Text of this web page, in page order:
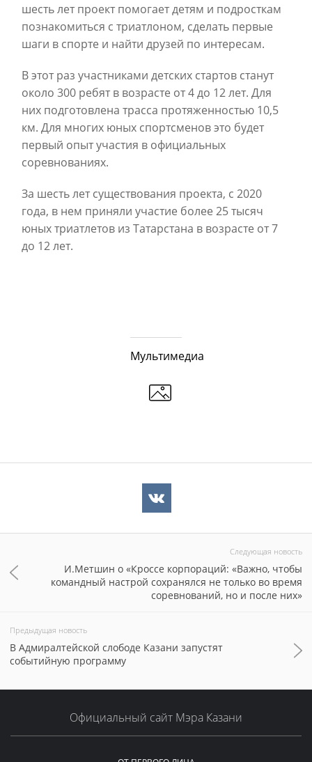
шесть лет проект помогает детям и подросткам
познакомиться с триатлоном, сделать первые
шаги в спорте и найти друзей по интересам.
В этот раз участниками детских стартов станут
около 300 ребят в возрасте от 4 до 12 лет. Для
них подготовлена трасса протяженностью 10,5
км. Для многих юных спортсменов это будет
первый опыт участия в официальных
соревнованиях.
За шесть лет существования проекта, с 2020
года, в нем приняли участие более 25 тысяч
юных триатлетов из Татарстана в возрасте от 7
до 12 лет.
Мультимедиа
Следующая новость
И.Метшин о «Кроссе корпораций: «Важно, чтобы
командный настрой сохранялся не только во время
соревнований, но и после них»
Предыдущая новость
В Адмиралтейской слободе Казани запустят
событийную программу
Официальный сайт Мэра Казани